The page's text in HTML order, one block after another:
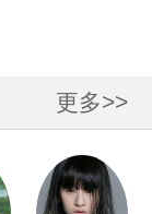
更多>>